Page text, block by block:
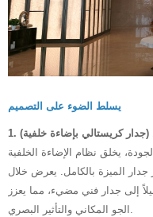
يسلط الضوء على التصميم
يخلق نظام الإضاءة الخلفية
جدار الميزة بالكامل. يعرض خلال
إلى جدار فني مضيء، مما يعزز